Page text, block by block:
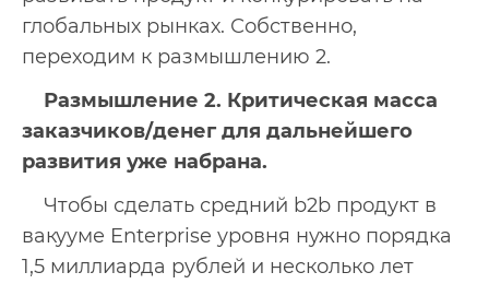
глобальных рынках. Собственно,
переходим к размышлению 2.
Размышление 2. Критическая масса
заказчиков/денег для дальнейшего
развития уже набрана.
Чтобы сделать средний b2b продукт в
вакууме Enterprise уровня нужно порядка
1,5 миллиарда рублей и несколько лет